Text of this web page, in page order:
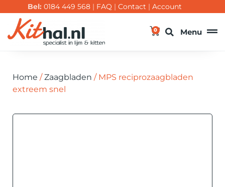
Bel: 0184 449 568 | FAQ | Contact | Account
0 Menu
Home /Zaagbladen / MPS reciprozaagbladen
extreem snel